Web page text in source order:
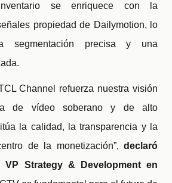
se enriquece con la
propiedad de Dailymotion, lo
segmentación precisa y una
Channel refuerza nuestra visión
de vídeo soberano y de alto
la calidad, la transparencia y la
de la monetización”, declaró
VP Strategy & Development en